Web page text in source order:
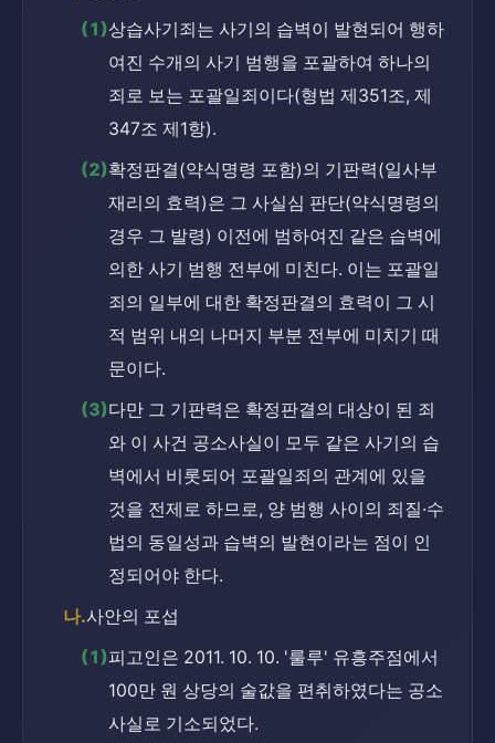
(1)상습사기죄는 사기의 습벽이 발현되어 행하
여진 수개의 사기 범행을 포괄하여 하나의
죄로 보는 포괄일죄이다(형법 제351조, 제
347조 제1항).
(2)확정판결(약식명령 포함)의 기판력(일사부
재리의 효력)은 그 사실심 판단(약식명령의
경우 그 발령) 이전에 범하여진 같은 습벽에
의한 사기 범행 전부에 미친다. 이는 포괄일
죄의 일부에 대한 확정판결의 효력이 그 시
적 범위 내의 나머지 부분 전부에 미치기 때
문이다.
(3)다만 그 기판력은 확정판결의 대상이 된 죄
와 이 사건 공소사실이 모두 같은 사기의 습
벽에서 비롯되어 포괄일죄의 관계에 있을
것을 전제로 하므로, 양 범행 사이의 죄질·수
법의 동일성과 습벽의 발현이라는 점이 인
정되어야 한다.
나.사안의 포섭
(1)피고인은 2011. 10. 10. '룰루' 유흥주점에서
100만 원 상당의 술값을 편취하였다는 공소
사실로 기소되었다.